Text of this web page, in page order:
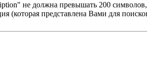
не должна превышать 200
(которая представлена Вами для